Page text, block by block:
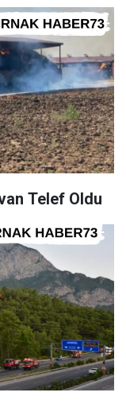
Telef Oldu